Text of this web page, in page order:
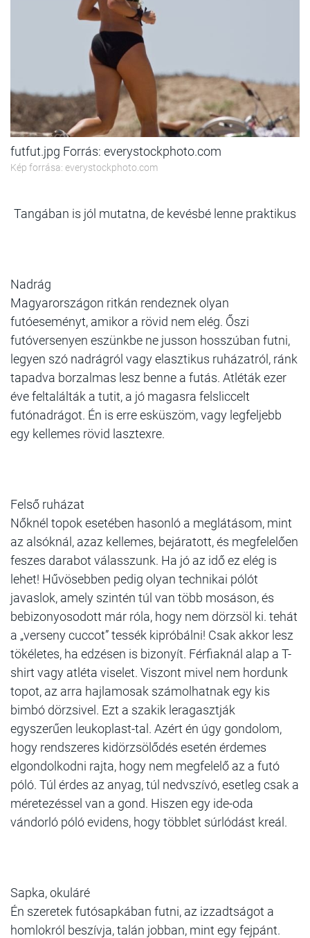
futfut.jpg Forrás: everystockphoto.com
Kép forrása: everystockphoto.com
Tangában is jól mutatna, de kevésbé lenne praktikus
Nadrág
Magyarországon ritkán rendeznek olyan
futóeseményt, amikor a rövid nem elég. Őszi
futóversenyen eszünkbe ne jusson hosszúban futni,
legyen szó nadrágról vagy elasztikus ruházatról, ránk
tapadva borzalmas lesz benne a futás. Atléták ezer
éve feltalálták a tutit, a jó magasra felsliccelt
futónadrágot. Én is erre esküszöm, vagy legfeljebb
egy kellemes rövid lasztexre.
Felső ruházat
Nőknél topok esetében hasonló a meglátásom, mint
az alsóknál, azaz kellemes, bejáratott, és megfelelően
feszes darabot válasszunk. Ha jó az idő ez elég is
lehet! Hűvösebben pedig olyan technikai pólót
javaslok, amely szintén túl van több mosáson, és
bebizonyosodott már róla, hogy nem dörzsöl ki. tehát
a „verseny cuccot” tessék kipróbálni! Csak akkor lesz
tökéletes, ha edzésen is bizonyít. Férfiaknál alap a T-
shirt vagy atléta viselet. Viszont mivel nem hordunk
topot, az arra hajlamosak számolhatnak egy kis
bimbó dörzsivel. Ezt a szakik leragasztják
egyszerűen leukoplast-tal. Azért én úgy gondolom,
hogy rendszeres kidörzsölődés esetén érdemes
elgondolkodni rajta, hogy nem megfelelő az a futó
póló. Túl érdes az anyag, túl nedvszívó, esetleg csak a
méretezéssel van a gond. Hiszen egy ide-oda
vándorló póló evidens, hogy többlet súrlódást kreál.
Sapka, okuláré
Én szeretek futósapkában futni, az izzadtságot a
homlokról beszívja, talán jobban, mint egy fejpánt.